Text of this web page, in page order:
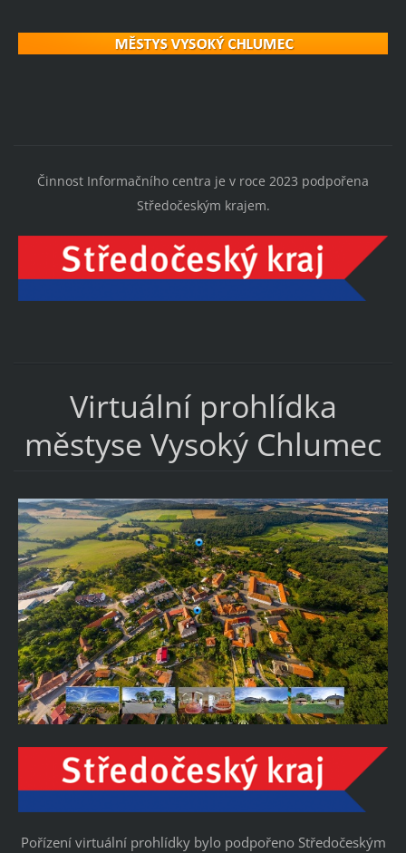
Činnost Informačního centra je v roce 2023 podpořena
Středočeským krajem.
Virtuální prohlídka
městyse Vysoký Chlumec
Pořízení virtuální prohlídky bylo podpořeno Středočeským